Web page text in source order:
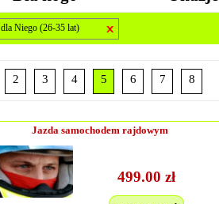
dla Niego (26-35 lat)
2 3 4 5 6 7 8
Jazda samochodem rajdowym
499.00 zł